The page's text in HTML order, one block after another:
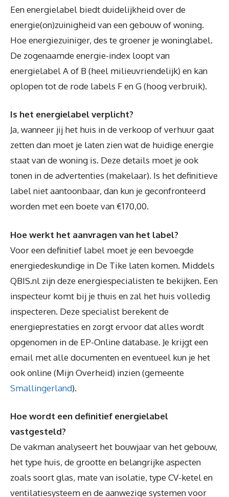
Een energielabel biedt duidelijkheid over de
energie(on)zuinigheid van een gebouw of woning.
Hoe energiezuiniger, des te groener je woninglabel.
De zogenaamde energie-index loopt van
energielabel A of B (heel milieuvriendelijk) en kan
oplopen tot de rode labels F en G (hoog verbruik).
Is het energielabel verplicht?
Ja, wanneer jij het huis in de verkoop of verhuur gaat
zetten dan moet je laten zien wat de huidige energie
staat van de woning is. Deze details moet je ook
tonen in de advertenties (makelaar). Is het definitieve
label niet aantoonbaar, dan kun je geconfronteerd
worden met een boete van €170,00.
Hoe werkt het aanvragen van het label?
Voor een definitief label moet je een bevoegde
energiedeskundige in De Tike laten komen. Middels
QBIS.nl zijn deze energiespecialisten te bekijken. Een
inspecteur komt bij je thuis en zal het huis volledig
inspecteren. Deze specialist berekent de
energieprestaties en zorgt ervoor dat alles wordt
opgenomen in de EP-Online database. Je krijgt een
email met alle documenten en eventueel kun je het
ook online (Mijn Overheid) inzien (gemeente
Smallingerland).
Hoe wordt een definitief energielabel
vastgesteld?
De vakman analyseert het bouwjaar van het gebouw,
het type huis, de grootte en belangrijke aspecten
zoals soort glas, mate van isolatie, type CV-ketel en
ventilatiesysteem en de aanwezige systemen voor